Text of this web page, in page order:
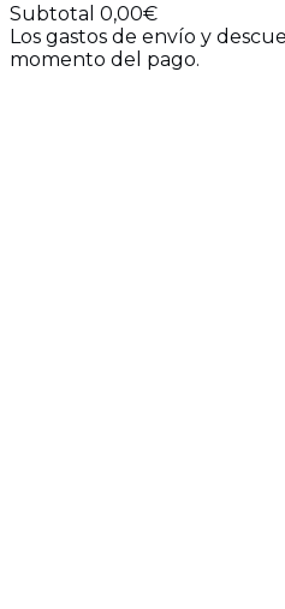
Productos
Subtotal 0,00€
Los gastos de envío y
momento del pago.